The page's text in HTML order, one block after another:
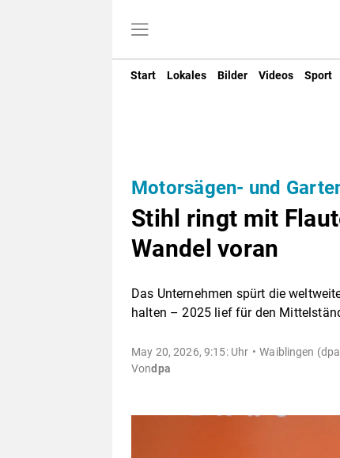
Start Lokales Bilder Videos Sport
Motorsägen- und
Stihl ringt mit
Wandel voran
Das Unternehmen spürt die
halten – 2025 lief für den
May 20, 2026, 9:15: Uhr Waiblingen
Vondpa